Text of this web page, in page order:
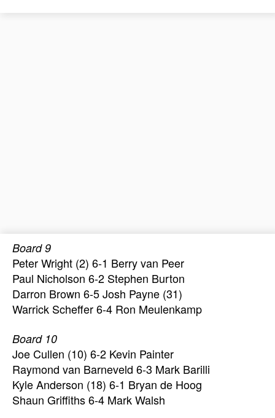
Board 9
Peter Wright (2) 6-1 Berry van Peer
Paul Nicholson 6-2 Stephen Burton
Darron Brown 6-5 Josh Payne (31)
Warrick Scheffer 6-4 Ron Meulenkamp
Board 10
Joe Cullen (10) 6-2 Kevin Painter
Raymond van Barneveld 6-3 Mark Barilli
Kyle Anderson (18) 6-1 Bryan de Hoog
Shaun Griffiths 6-4 Mark Walsh